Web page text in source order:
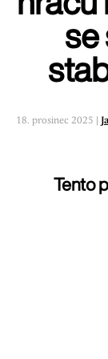
se
18. prosinec 2025 |
Tento